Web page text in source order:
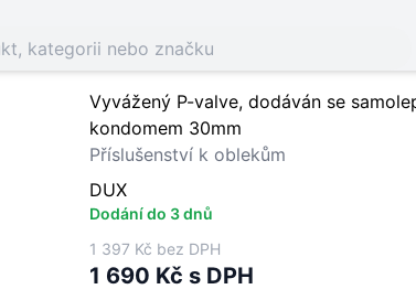
Vyvážený P-valve, dodáván se
kondomem 30mm
Příslušenství k oblekům
DUX
Dodání do 3 dnů
1 397 Kč bez DPH
1 690 Kč s DPH